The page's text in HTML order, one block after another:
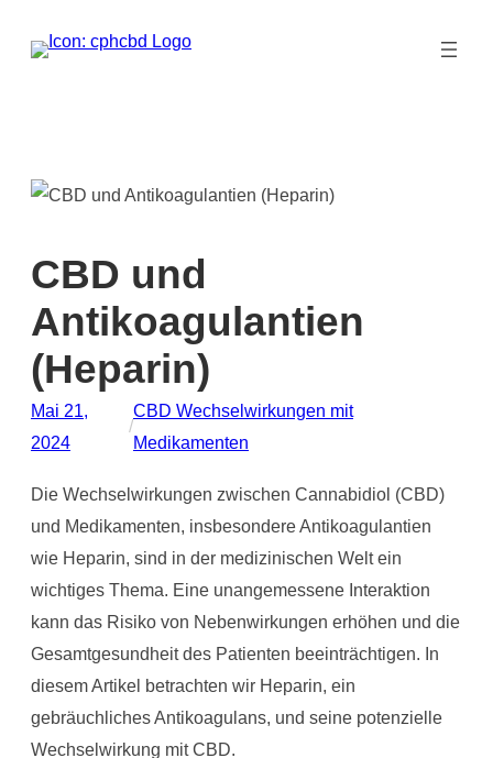
Inhalt
CBD und
Antikoagulantien
(Heparin)
Mai 21,
2024
/
CBD Wechselwirkungen mit
Medikamenten
Die Wechselwirkungen zwischen Cannabidiol (CBD)
und Medikamenten, insbesondere Antikoagulantien
wie Heparin, sind in der medizinischen Welt ein
wichtiges Thema. Eine unangemessene Interaktion
kann das Risiko von Nebenwirkungen erhöhen und die
Gesamtgesundheit des Patienten beeinträchtigen. In
diesem Artikel betrachten wir Heparin, ein
gebräuchliches Antikoagulans, und seine potenzielle
Wechselwirkung mit CBD.